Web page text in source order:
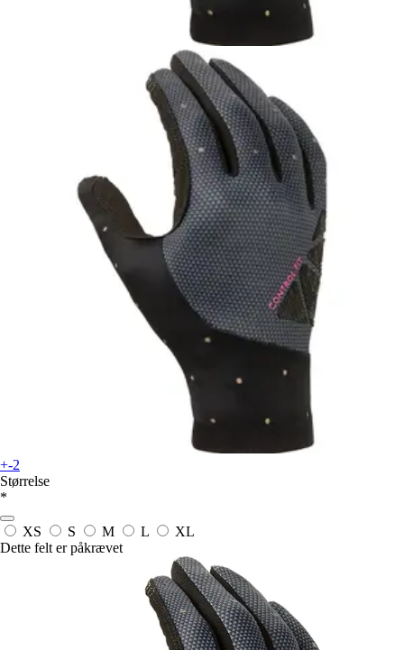
+-2
Størrelse
*
XS S M L
XL
Dette felt er påkrævet